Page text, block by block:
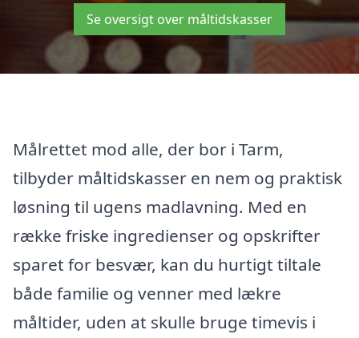
Se oversigt over måltidskasser
Målrettet mod alle, der bor i Tarm,
tilbyder måltidskasser en nem og praktisk
løsning til ugens madlavning. Med en
række friske ingredienser og opskrifter
sparet for besvær, kan du hurtigt tiltale
både familie og venner med lækre
måltider, uden at skulle bruge timevis i